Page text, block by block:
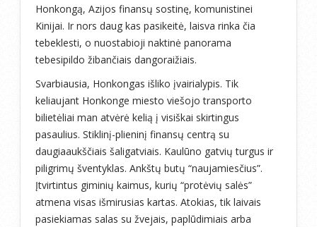
Honkongą, Azijos finansų sostinę, komunistinei
Kinijai. Ir nors daug kas pasikeitė, laisva rinka čia
tebeklesti, o nuostabioji naktinė panorama
tebesipildo žibančiais dangoraižiais.
Svarbiausia, Honkongas išliko įvairialypis. Tik
keliaujant Honkonge miesto viešojo transporto
bilietėliai man atvėrė kelią į visiškai skirtingus
pasaulius. Stiklinį-plieninį finansų centrą su
daugiaaukščiais šaligatviais. Kaulūno gatvių turgus ir
piligrimų šventyklas. Ankštų butų “naujamiesčius”.
Įtvirtintus giminių kaimus, kurių “protėvių salės”
atmena visas išmirusias kartas. Atokias, tik laivais
pasiekiamas salas su žvejais, paplūdimiais arba